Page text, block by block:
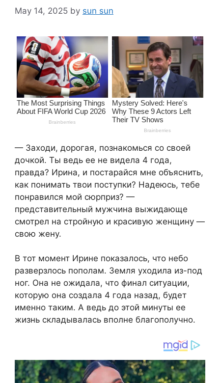
May 14, 2025 by sun sun
— Заходи, дорогая, познакомься со своей
дочкой. Ты ведь ее не видела 4 года,
правда? Ирина, и постарайся мне объяснить,
как понимать твои поступки? Надеюсь, тебе
понравился мой сюрприз? —
представительный мужчина выжидающе
смотрел на стройную и красивую женщину —
свою жену.​
​В тот момент Ирине показалось, что небо
разверзлось пополам. Земля уходила из-под
ног. Она не ожидала, что финал ситуации,
которую она создала 4 года назад, будет
именно таким. А ведь до этой минуты ее
жизнь складывалась вполне благополучно.​